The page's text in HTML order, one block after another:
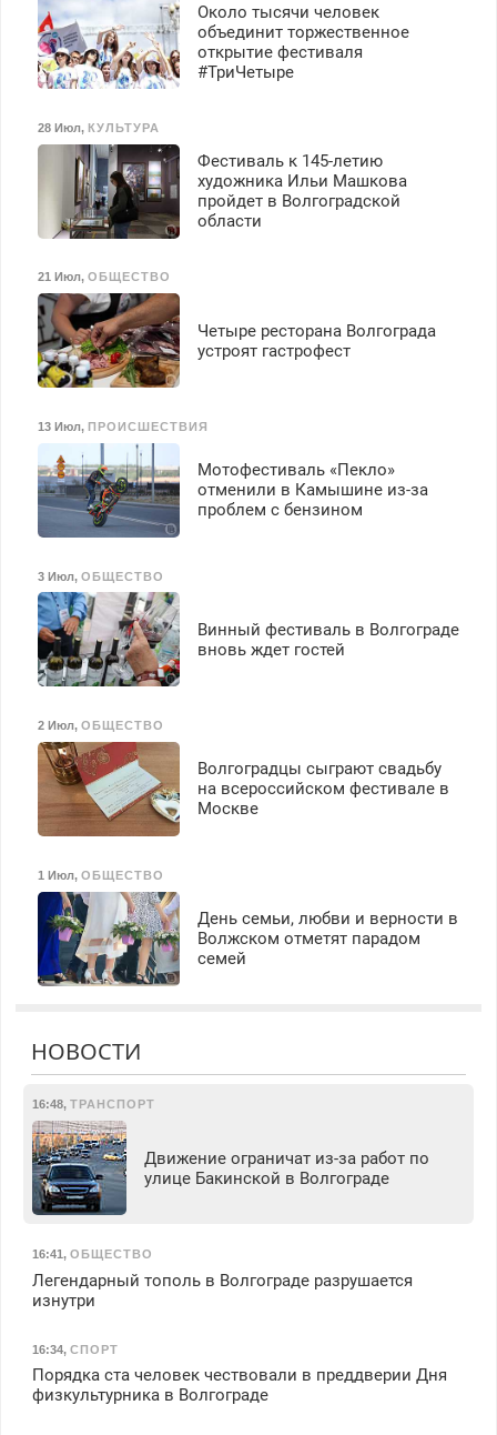
Около тысячи человек
объединит торжественное
открытие фестиваля
#ТриЧетыре
28 Июл, КУЛЬТУРА
Фестиваль к 145-летию
художника Ильи Машкова
пройдет в Волгоградской
области
21 Июл, ОБЩЕСТВО
Четыре ресторана Волгограда
устроят гастрофест
13 Июл, ПРОИСШЕСТВИЯ
Мотофестиваль «Пекло»
отменили в Камышине из-за
проблем с бензином
3 Июл, ОБЩЕСТВО
Винный фестиваль в Волгограде
вновь ждет гостей
2 Июл, ОБЩЕСТВО
Волгоградцы сыграют свадьбу
на всероссийском фестивале в
Москве
1 Июл, ОБЩЕСТВО
День семьи, любви и верности в
Волжском отметят парадом
семей
НОВОСТИ
16:48, ТРАНСПОРТ
Движение ограничат из-за работ по
улице Бакинской в Волгограде
16:41, ОБЩЕСТВО
Легендарный тополь в Волгограде разрушается
изнутри
16:34, СПОРТ
Порядка ста человек чествовали в преддверии Дня
физкультурника в Волгограде